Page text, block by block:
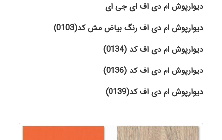
دیوارپوش ام دی اف ای جی ای
دیوارپوش ام دی اف رنگ بیاض مش کد(0103)
دیوارپوش ام دی اف کد (0134)
دیوارپوش ام دی اف کد (0136)
دیوارپوش ام دی اف کد(0139)